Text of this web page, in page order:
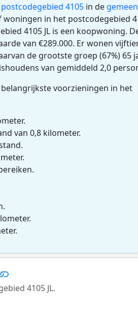
4105 in de
woningen in het postcodegebied
4105 JL is een koopwoning.
van €289.000. Er wonen
de grootste groep (67%) 65
van gemiddeld 2,0
voorzieningen in het
van 0,8 kilometer.
4105 JL.